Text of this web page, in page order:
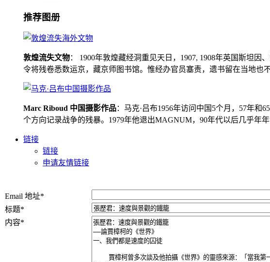
推荐图册
敦煌流失文物： 1900年敦煌藏经洞重见天日，1907, 1908年英国斯坦
令将残卷悉数运京，藏京师图书馆。惟经办官员塞责，遗书留在当地也
Marc Riboud 中国摄影作品：马克·吕布1956年访问中国5个月，57年
个方向记录战争的残暴。1979年他退出MAGNUM，90年代以后几乎年年
链接
链接
申请友情链接
Email 地址*
标题*
内容*